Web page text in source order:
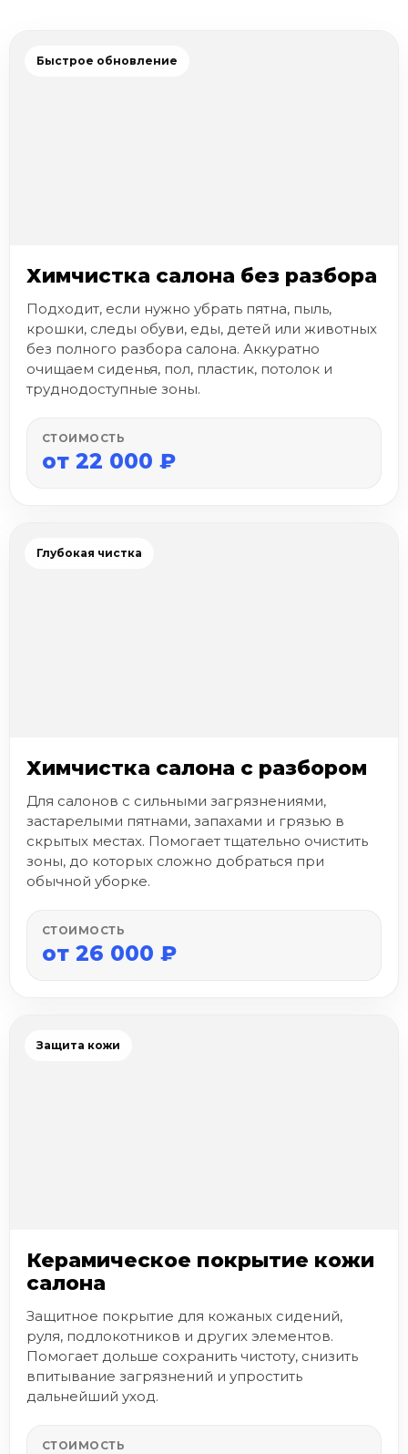
Быстрое обновление
Химчистка салона без разбора
Подходит, если нужно убрать пятна, пыль,
крошки, следы обуви, еды, детей или животных
без полного разбора салона. Аккуратно
очищаем сиденья, пол, пластик, потолок и
труднодоступные зоны.
СТОИМОСТЬ
от 22 000 ₽
Глубокая чистка
Химчистка салона с разбором
Для салонов с сильными загрязнениями,
застарелыми пятнами, запахами и грязью в
скрытых местах. Помогает тщательно очистить
зоны, до которых сложно добраться при
обычной уборке.
СТОИМОСТЬ
от 26 000 ₽
Защита кожи
Керамическое покрытие кожи
салона
Защитное покрытие для кожаных сидений,
руля, подлокотников и других элементов.
Помогает дольше сохранить чистоту, снизить
впитывание загрязнений и упростить
дальнейший уход.
СТОИМОСТЬ